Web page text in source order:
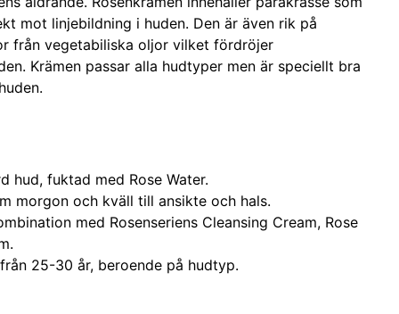
mot linjebildning i huden. Den är även rik på
från vegetabiliska oljor vilket fördröjer
Krämen passar alla hudtyper men är speciellt bra
hud, fuktad med Rose Water.
morgon och kväll till ansikte och hals.
med Rosenseriens Cleansing Cream, Rose
25-30 år, beroende på hudtyp.